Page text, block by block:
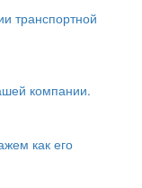
транспортной
компании.
как его